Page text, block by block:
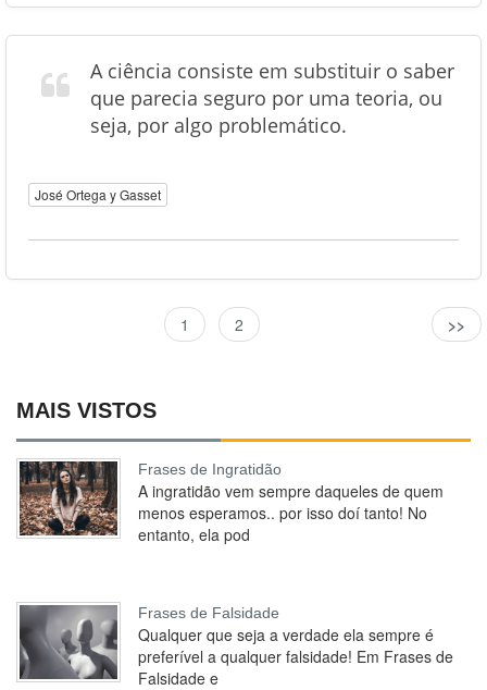
A ciência consiste em substituir o saber
que parecia seguro por uma teoria, ou
seja, por algo problemático.
José Ortega y Gasset
1 2 >>
MAIS VISTOS
Frases de Ingratidão
A ingratidão vem sempre daqueles de quem
menos esperamos.. por isso doí tanto! No
entanto, ela pod
Frases de Falsidade
Qualquer que seja a verdade ela sempre é
preferível a qualquer falsidade! Em Frases de
Falsidade e